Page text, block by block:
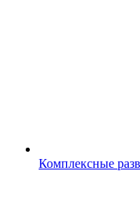
Комплексные